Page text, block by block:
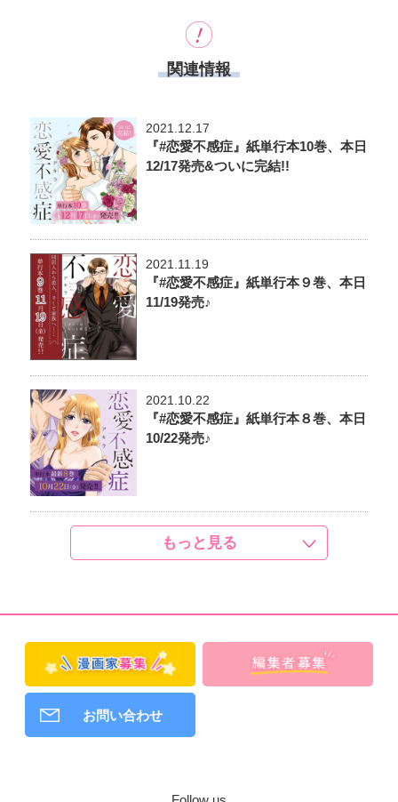
関連情報
2021.12.17
『#恋愛不感症』紙単行本10巻、本日
12/17発売&ついに完結!!
2021.11.19
『#恋愛不感症』紙単行本９巻、本日
11/19発売♪
2021.10.22
『#恋愛不感症』紙単行本８巻、本日
10/22発売♪
もっと見る
お問い合わせ